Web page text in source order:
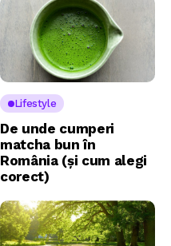
Lifestyle
De unde cumperi
matcha bun în
România (și cum alegi
corect)